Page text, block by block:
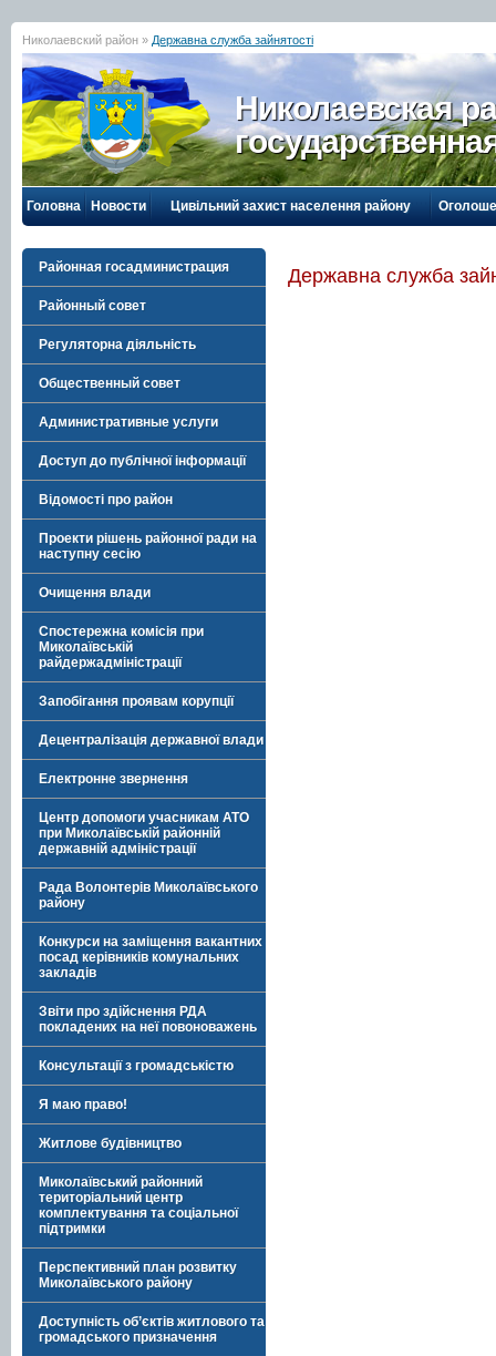
Николаевский район » Державна служба зайнятості
Николаевская
Головна Новости Цивільний захист населення району
Районная госадминистрация
Районный совет
Регуляторна діяльність
Общественный совет
Административные услуги
Доступ до публічної інформації
Відомості про район
Проекти рішень районної ради на
наступну сесію
Очищення влади
Спостережна комісія при
Миколаївській
райдержадміністрації
Запобігання проявам корупції
Децентралізація державної влади
Електронне звернення
Центр допомоги учасникам АТО
при Миколаївській районній
державній адміністрації
Рада Волонтерів Миколаївського
району
Конкурси на заміщення вакантних
посад керівників комунальних
закладів
Звіти про здійснення РДА
покладених на неї повоноважень
Консультації з громадськістю
Я маю право!
Житлове будівництво
Миколаївський районний
територіальний центр
комплектування та соціальної
підтримки
Перспективний план розвитку
Миколаївського району
Доступність об’єктів житлового та
громадського призначення
Державна служба